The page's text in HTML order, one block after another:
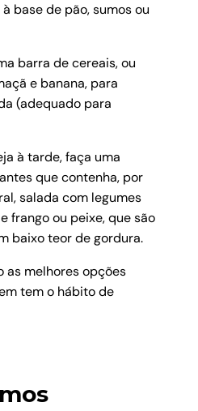
base de pão, sumos ou
barra de cereais, ou
e banana, para
(adequado para
à tarde, faça uma
que contenha, por
salada com legumes
frango ou peixe, que são
baixo teor de gordura.
as melhores opções
tem o hábito de